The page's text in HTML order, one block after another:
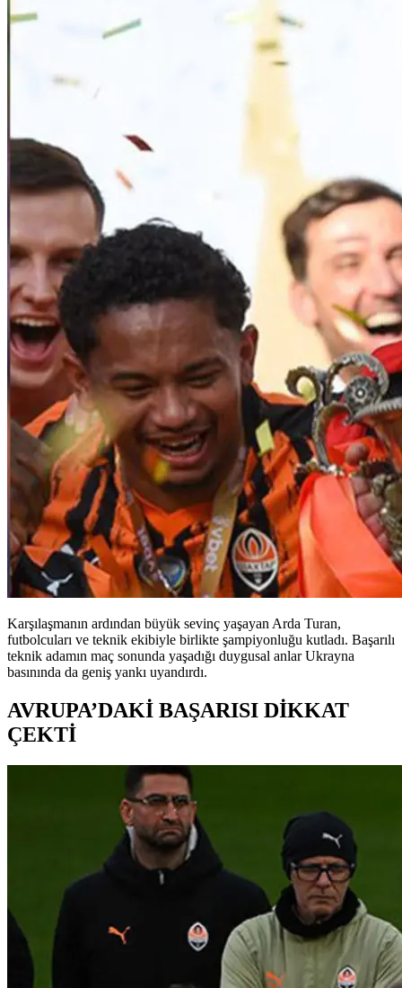
Karşılaşmanın ardından büyük sevinç yaşayan Arda Turan,
futbolcuları ve teknik ekibiyle birlikte şampiyonluğu kutladı. Başarılı
teknik adamın maç sonunda yaşadığı duygusal anlar Ukrayna
basınında da geniş yankı uyandırdı.
AVRUPA’DAKİ BAŞARISI DİKKAT
ÇEKTİ